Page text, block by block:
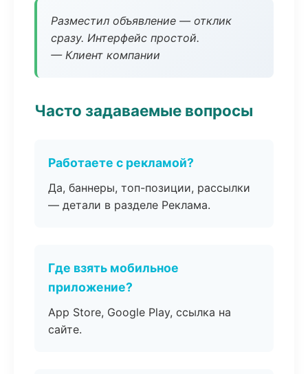
Разместил объявление — отклик
сразу. Интерфейс простой.
— Клиент компании
Часто задаваемые вопросы
Работаете с рекламой?
Да, баннеры, топ-позиции, рассылки
— детали в разделе Реклама.
Где взять мобильное
приложение?
App Store, Google Play, ссылка на
сайте.